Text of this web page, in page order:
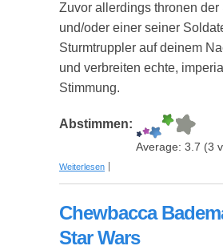
Zuvor allerdings thronen der
und/oder einer seiner
Sturmtruppler auf deinem
und verbreiten echte,
Stimmung.
Abstimmen:
Average: 3.7 (3
Weiterlesen über Star Wars LED Mood
Chewbacca
Star Wars